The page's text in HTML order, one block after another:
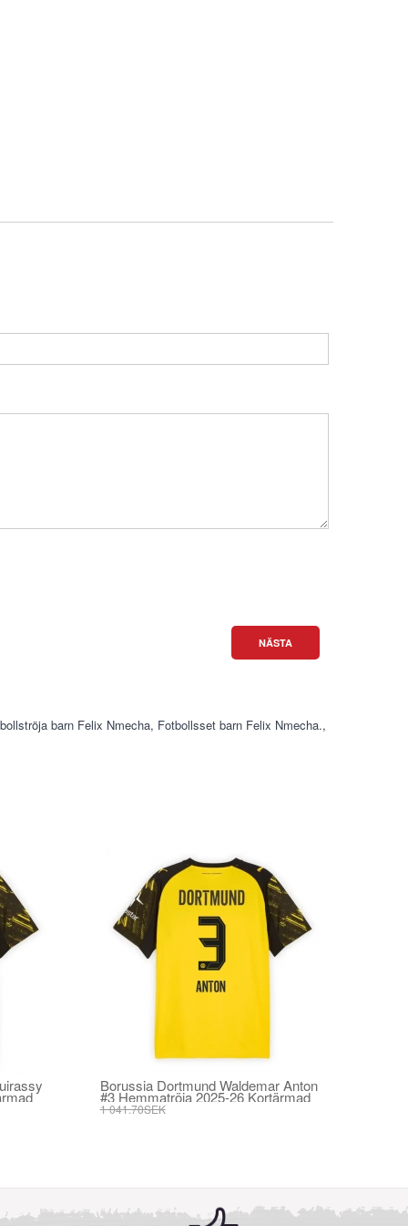
NÄSTA
barn Felix Nmecha, Fotbollsset barn Felix Nmecha.,
Borussia Dortmund Waldemar Anton
#3 Hemmatröja 2025-26 Kortärmad
1 041.70SEK